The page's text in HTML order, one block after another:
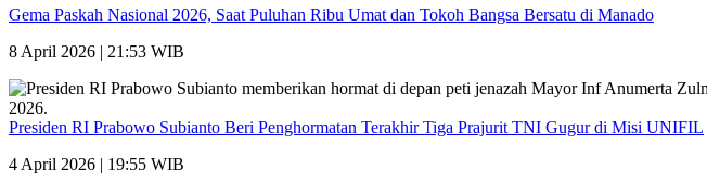
Gema Paskah Nasional 2026, Saat Puluhan Ribu Umat dan Tokoh Bangsa Bersatu di Manado
8 April 2026 | 21:53 WIB
Presiden RI Prabowo Subianto Beri Penghormatan Terakhir Tiga Prajurit TNI Gugur di Misi UNIFIL
4 April 2026 | 19:55 WIB